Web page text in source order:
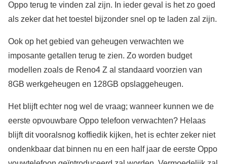
Oppo terug te vinden zal zijn. In ieder geval is het zo goed
als zeker dat het toestel bijzonder snel op te laden zal zijn.
Ook op het gebied van geheugen verwachten we
imposante getallen terug te zien. Zo worden budget
modellen zoals de Reno4 Z al standaard voorzien van
8GB werkgeheugen en 128GB opslaggeheugen.
Het blijft echter nog wel de vraag; wanneer kunnen we de
eerste opvouwbare Oppo telefoon verwachten? Helaas
blijft dit vooralsnog koffiedik kijken, het is echter zeker niet
ondenkbaar dat binnen nu en een half jaar de eerste Oppo